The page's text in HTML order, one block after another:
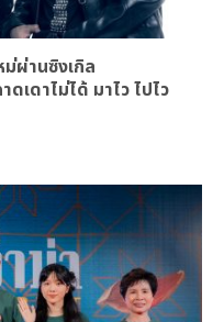
ม่ผ่านซิงเกิล
เดาไม่ได้ มาไว ไปไว